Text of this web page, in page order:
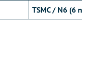
TSMC / N6 (6